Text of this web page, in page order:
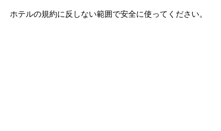
ホテルの規約に反しない範囲で安全に使ってください。